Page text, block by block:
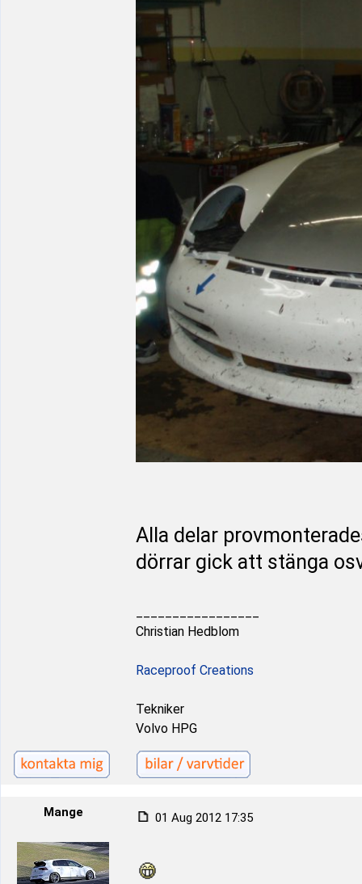
Alla delar
dörrar gick att stänga
Christian Hedblom
Raceproof Creations
Tekniker
Volvo HPG
Mange 01 Aug 2012 17:35